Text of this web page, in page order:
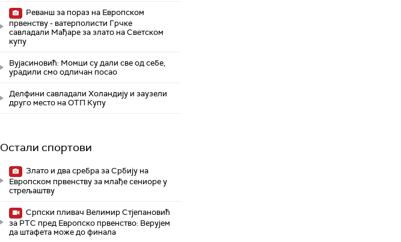
Реванш за пораз на Европском
првенству - ватерполисти Грчке
савладали Мађаре за злато на Светском
купу
Вујасиновић: Момци су дали све од себе,
урадили смо одличан посао
Делфини савладали Холандију и заузели
друго место на ОТП Купу
Остали спортови
Злато и два сребра за Србију на
Европском првенству за млађе сениоре у
стрељаштву
Српски пливач Велимир Стјепановић
за РТС пред Европско првенство: Верујем
да штафета може до финала